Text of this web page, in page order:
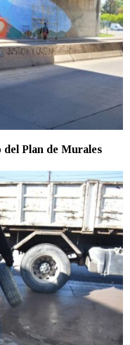
Plan de Murales